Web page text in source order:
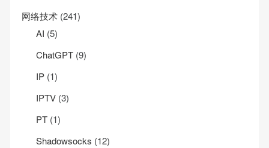
网络技术 (241)
AI (5)
ChatGPT (9)
IP (1)
IPTV (3)
PT (1)
Shadowsocks (12)